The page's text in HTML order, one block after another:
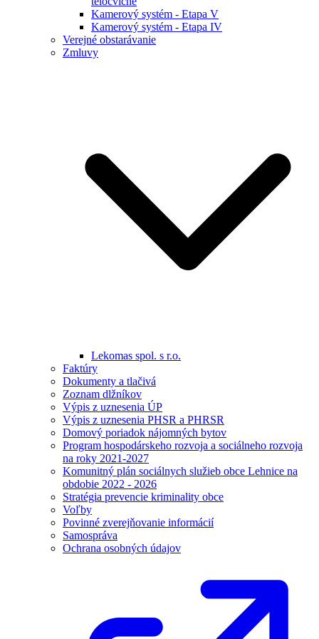
Kamerový systém - Etapa V
Kamerový systém - Etapa IV
Verejné obstarávanie
Zmluvy
Lekomas spol. s r.o.
Faktúry
Dokumenty a tlačivá
Zoznam dlžníkov
Výpis z uznesenia ÚP
Výpis z uznesenia PHSR a PHRSR
Domový poriadok nájomných bytov
Program hospodárskeho rozvoja a sociálneho rozvoja
na roky 2021-2027
Komunitný plán sociálnych služieb obce Lehnice na
obdobie 2022 - 2026
Stratégia prevencie kriminality obce
Voľby
Povinné zverejňovanie informácií
Samospráva
Ochrana osobných údajov